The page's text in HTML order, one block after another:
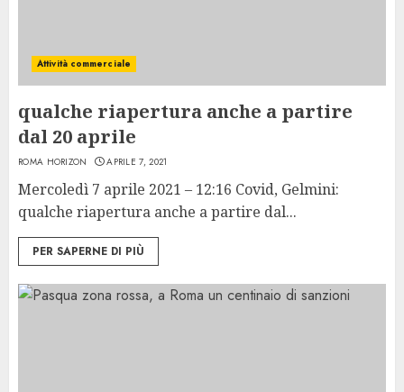
Attività commerciale
qualche riapertura anche a partire
dal 20 aprile
ROMA HORIZON APRILE 7, 2021
Mercoledì 7 aprile 2021 – 12:16 Covid, Gelmini:
qualche riapertura anche a partire dal...
PER SAPERNE DI PIÙ